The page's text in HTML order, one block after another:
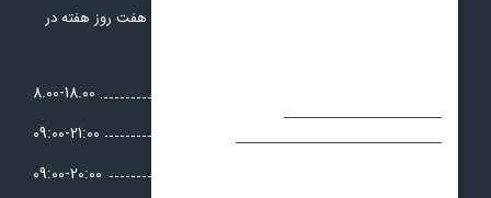
پشتیبانی ما برای کمک به شما در 24 ساعت شبانه روز، هفت روز هفته در
8.00-18.00
09:00-21:00
09:00-20:00